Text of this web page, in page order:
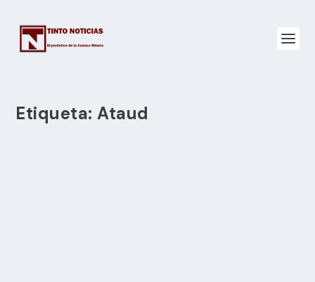
Etiqueta:Ataud